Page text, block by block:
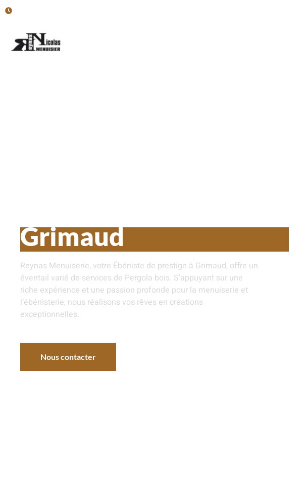
Grimaud
Reynas Menuiserie, votre Ébéniste de prestige à Grimaud, offre un
éventail varié de services de Pergola bois. S’appuyant sur une
riche expérience et une passion profonde pour la menuiserie et
l’ébénisterie, nous réalisons vos rêves en créations
exceptionnelles.
Nous contacter